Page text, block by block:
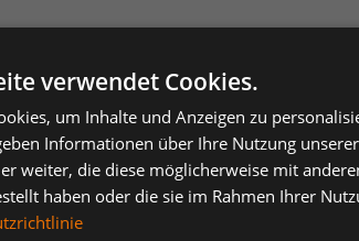
verringern Anzahl erhöhen
Einheit
In den Warenkorb
verwendet Cookies.
um Inhalte und Anzeigen zu
Informationen über Ihre Nutzung
weiter, die diese möglicherweise mit
haben oder die sie im Rahmen Ihrer